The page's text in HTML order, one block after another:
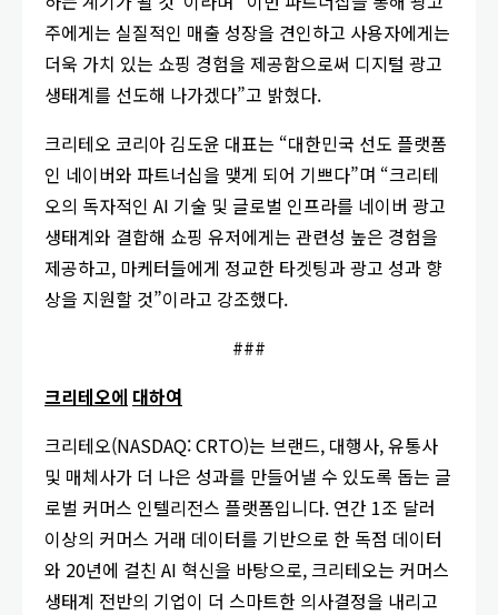
주에게는 실질적인 매출 성장을 견인하고 사용자에게는
더욱 가치 있는 쇼핑 경험을 제공함으로써 디지털 광고
생태계를 선도해 나가겠다”고 밝혔다.
크리테오 코리아 김도윤 대표는 “대한민국 선도 플랫폼
인 네이버와 파트너십을 맺게 되어 기쁘다”며 “크리테
오의 독자적인 AI 기술 및 글로벌 인프라를 네이버 광고
생태계와 결합해 쇼핑 유저에게는 관련성 높은 경험을
제공하고, 마케터들에게 정교한 타겟팅과 광고 성과 향
상을 지원할 것”이라고 강조했다.
###
크리테오에 대하여
크리테오(NASDAQ: CRTO)는 브랜드, 대행사, 유통사
및 매체사가 더 나은 성과를 만들어낼 수 있도록 돕는 글
로벌 커머스 인텔리전스 플랫폼입니다. 연간 1조 달러
이상의 커머스 거래 데이터를 기반으로 한 독점 데이터
와 20년에 걸친 AI 혁신을 바탕으로, 크리테오는 커머스
생태계 전반의 기업이 더 스마트한 의사결정을 내리고